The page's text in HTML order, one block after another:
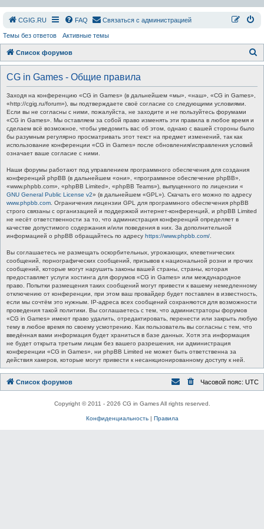
СGIG.RU FAQ Связаться с администрацией
Темы без ответов Активные темы
Список форумов
о
CG in Games - Общие правила
Заходя на конференцию «CG in Games» (в дальнейшем «мы», «наш», «CG in Games»,
«http://cgig.ru/forum»), вы подтверждаете своё согласие со следующими условиями.
Если вы не согласны с ними, пожалуйста, не заходите и не пользуйтесь форумами
«CG in Games». Мы оставляем за собой право изменять эти правила в любое время и
сделаем всё возможное, чтобы уведомить вас об этом, однако с вашей стороны было
бы разумным регулярно просматривать этот текст на предмет изменений, так как
использование конференции «CG in Games» после обновления/исправления условий
означает ваше согласие с ними.
Наши форумы работают под управлением программного обеспечения для создания
конференций phpBB (в дальнейшем «они», «программное обеспечение phpBB»,
«www.phpbb.com», «phpBB Limited», «phpBB Teams»), выпущенного по лицензии «
GNU General Public License v2» (в дальнейшем «GPL»). Скачать его можно по адресу
www.phpbb.com . Ограничения лицензии GPL для программного обеспечения phpBB
строго связаны с организацией и поддержкой интернет-конференций, и phpBB Limited
не несёт ответственности за то, что администрация конференций определяет в
качестве допустимого содержания и/или поведения в них. За дополнительной
информацией о phpBB обращайтесь по адресу https://www.phpbb.com/
Вы соглашаетесь не размещать оскорбительных, угрожающих, клеветнических
сообщений, порнографических сообщений, призывов к национальной розни и прочих
сообщений, которые могут нарушить законы вашей страны, страны, которая
предоставляет услуги хостинга для форумов «CG in Games» или международное
право. Попытки размещения таких сообщений могут привести к вашему немедленному
отключению от конференции, при этом ваш провайдер будет поставлен в известность,
если мы сочтём это нужным. IP-адреса всех сообщений сохраняются для возможности
проведения такой политики. Вы соглашаетесь с тем, что администраторы форумов
«CG in Games» имеют право удалить, отредактировать, перенести или закрыть любую
тему в любое время по своему усмотрению. Как пользователь вы согласны с тем, что
введённая вами информация будет храниться в базе данных. Хотя эта информация
не будет открыта третьим лицам без вашего разрешения, ни администрация
конференции «CG in Games», ни phpBB Limited не может быть ответственна за
действия хакеров, которые могут привести к несанкционированному доступу к ней.
Список форумов Часовой пояс: UTC
Copyright © 2011 - 2026 CG in Games All rights reserved.
Конфиденциальность| Правила